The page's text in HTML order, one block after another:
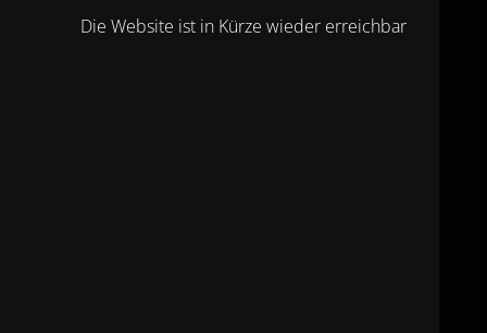
Die Website ist in Kürze wieder erreichbar